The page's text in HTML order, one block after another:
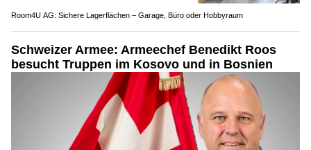
Room4U AG: Sichere Lagerflächen – Garage, Büro oder Hobbyraum
Schweizer Armee: Armeechef Benedikt Roos
besucht Truppen im Kosovo und in Bosnien